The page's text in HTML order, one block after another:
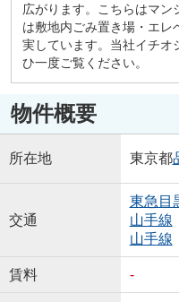
広がります。こちらはマン
は敷地内ごみ置き場・エレ
実しています。当社イチオ
ひ一度ご覧ください。
物件概要
所在地 東京都
交通
東急目
山手線
山手線
賃料 -